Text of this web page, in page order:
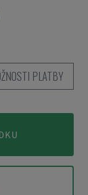
PLATBY